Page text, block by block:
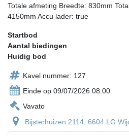
Totale afmeting Breedte: 830mm
4150mm Accu lader: true
Startbod
Aantal biedingen
Huidig bod
Kavel nummer: 127
Einde op 09/07/2026 08:00
Vavato
Bijsterhuizen 2114, 6604 LG